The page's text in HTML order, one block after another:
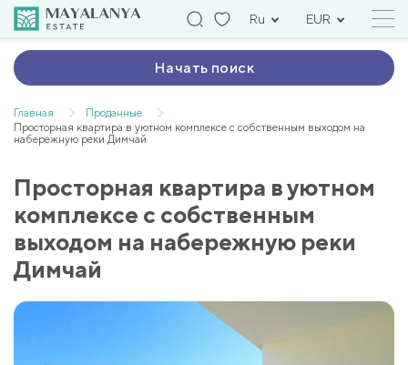
Ru EUR
Начать поиск
Главная
Проданные
Просторная квартира в уютном комплексе с собственным выходом на
набережную реки Димчай
Просторная квартира в уютном
комплексе с собственным
выходом на набережную реки
Димчай